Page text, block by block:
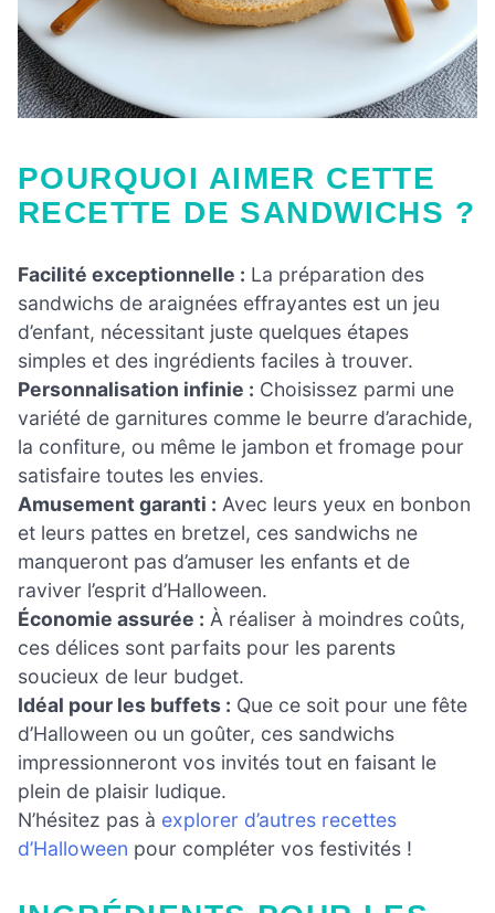
POURQUOI AIMER CETTE
RECETTE DE SANDWICHS ?
Facilité exceptionnelle : La préparation des
sandwichs de araignées effrayantes est un jeu
d’enfant, nécessitant juste quelques étapes
simples et des ingrédients faciles à trouver.
Personnalisation infinie : Choisissez parmi une
variété de garnitures comme le beurre d’arachide,
la confiture, ou même le jambon et fromage pour
satisfaire toutes les envies.
Amusement garanti : Avec leurs yeux en bonbon
et leurs pattes en bretzel, ces sandwichs ne
manqueront pas d’amuser les enfants et de
raviver l’esprit d’Halloween.
Économie assurée : À réaliser à moindres coûts,
ces délices sont parfaits pour les parents
soucieux de leur budget.
Idéal pour les buffets : Que ce soit pour une fête
d’Halloween ou un goûter, ces sandwichs
impressionneront vos invités tout en faisant le
plein de plaisir ludique.
N’hésitez pas à explorer d’autres recettes
d’Halloween pour compléter vos festivités !